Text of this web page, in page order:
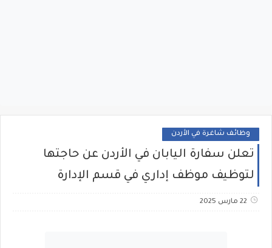
وظائف شاغرة في الأردن
تعلن سفارة اليابان في الأردن عن حاجتها
لتوظيف موظف إداري في قسم الإدارة
22 مارس 2025